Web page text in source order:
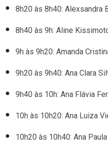
8h20 às 8h40: Alexsandra
8h40 às 9h: Aline
9h às 9h20: Amanda
9h20 às 9h40: Ana Clara
9h40 às 10h: Ana Flávia
10h às 10h20: Ana Luiza
10h20 às 10h40: Ana